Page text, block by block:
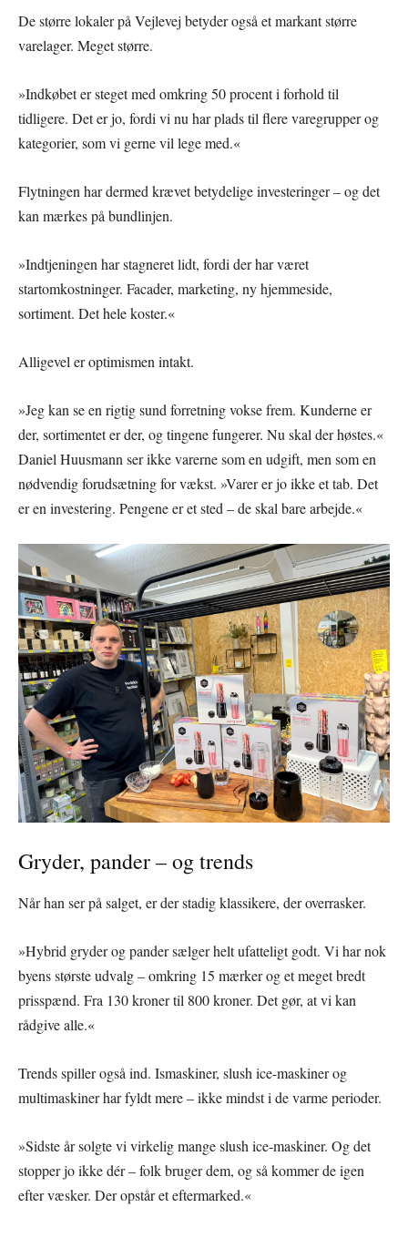
De større lokaler på Vejlevej betyder også et markant større
varelager. Meget større.
»Indkøbet er steget med omkring 50 procent i forhold til
tidligere. Det er jo, fordi vi nu har plads til flere varegrupper og
kategorier, som vi gerne vil lege med.«
Flytningen har dermed krævet betydelige investeringer – og det
kan mærkes på bundlinjen.
»Indtjeningen har stagneret lidt, fordi der har været
startomkostninger. Facader, marketing, ny hjemmeside,
sortiment. Det hele koster.«
Alligevel er optimismen intakt.
»Jeg kan se en rigtig sund forretning vokse frem. Kunderne er
der, sortimentet er der, og tingene fungerer. Nu skal der høstes.«
Daniel Huusmann ser ikke varerne som en udgift, men som en
nødvendig forudsætning for vækst. »Varer er jo ikke et tab. Det
er en investering. Pengene er et sted – de skal bare arbejde.«
Gryder, pander – og trends
Når han ser på salget, er der stadig klassikere, der overrasker.
»Hybrid gryder og pander sælger helt ufatteligt godt. Vi har nok
byens største udvalg – omkring 15 mærker og et meget bredt
prisspænd. Fra 130 kroner til 800 kroner. Det gør, at vi kan
rådgive alle.«
Trends spiller også ind. Ismaskiner, slush ice-maskiner og
multimaskiner har fyldt mere – ikke mindst i de varme perioder.
»Sidste år solgte vi virkelig mange slush ice-maskiner. Og det
stopper jo ikke dér – folk bruger dem, og så kommer de igen
efter væsker. Der opstår et eftermarked.«